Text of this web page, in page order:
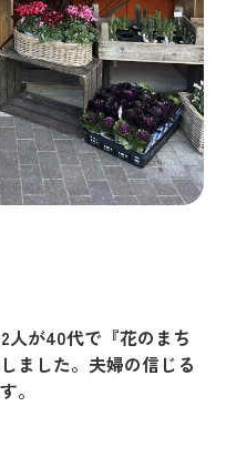
人が40代で『花のまち
ました。夫婦の信じる
。